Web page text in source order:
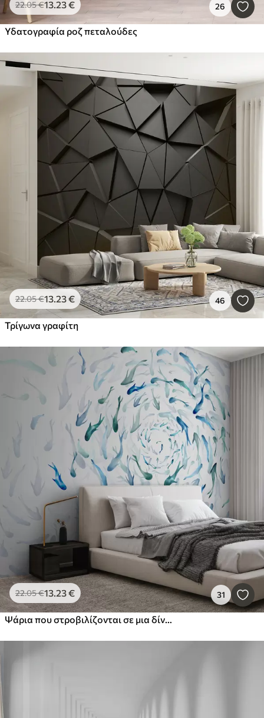
22.05€13.23€ 26
Υδατογραφία ροζ πεταλούδες
22.05€13.23€ 46
Τρίγωνα γραφίτη
22.05€13.23€ 31
Ψάρια που στροβιλίζονται σε μια δίνη, χορός ψαριών, ακουαρέλα, καρχαρίας, αφηρημένη σύνθεση, μινιμαλισμός, μπλε, πράσινο χρώμα